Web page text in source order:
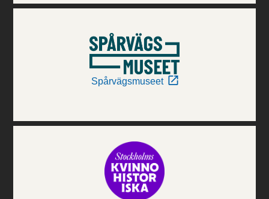
Spårvägsmuseet